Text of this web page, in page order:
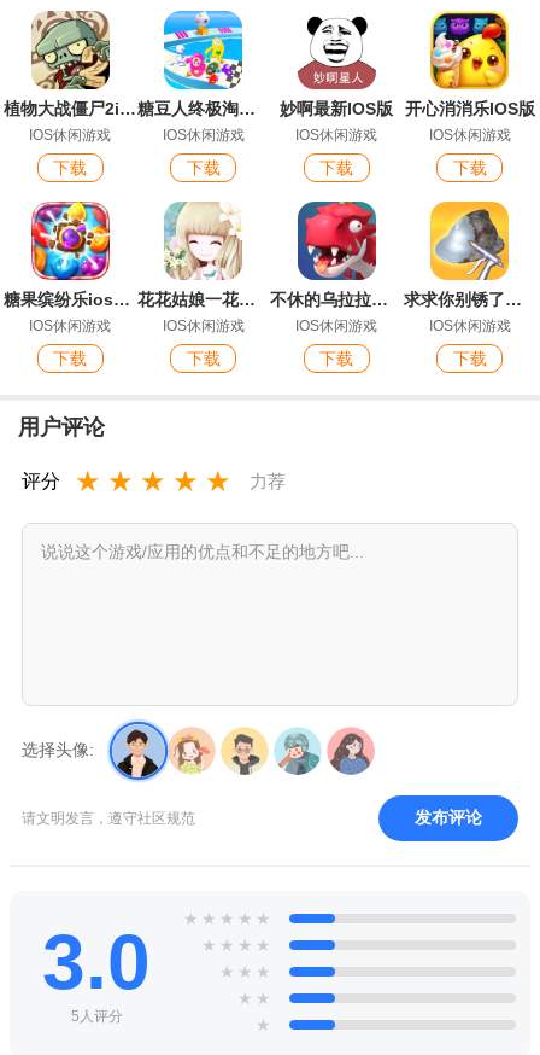
植物大战僵尸2ios版
IOS休闲游戏
下载
糖豆人终极淘汰赛手机版苹果
IOS休闲游戏
下载
妙啊最新IOS版
IOS休闲游戏
下载
开心消消乐IOS版
IOS休闲游戏
下载
糖果缤纷乐ios最新版
IOS休闲游戏
下载
花花姑娘一花一语最新IOS版
IOS休闲游戏
下载
不休的乌拉拉官方IOS版手游
IOS休闲游戏
下载
求求你别锈了官方IOS版手游
IOS休闲游戏
下载
用户评论
评分 ★ ★ ★ ★ ★ 力荐
选择头像:
请文明发言，遵守社区规范 发布评论
3.0
5人评分
★ ★ ★ ★ ★
★ ★ ★ ★
★ ★ ★
★ ★
★